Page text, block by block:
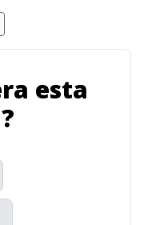
esta